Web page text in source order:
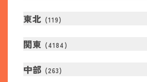
東北 (119)
関東 (4184 )
中部 (263)